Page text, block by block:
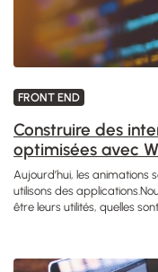
FRONT END
Construire des
optimisées avec
Aujourd’hui, les animations
utilisons des
être leurs utilités, quelles